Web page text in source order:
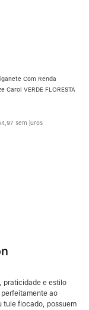
Com Renda
Carol VERDE FLORESTA
97 sem juros
praticidade e estilo
perfeitamente ao
tule flocado, possuem